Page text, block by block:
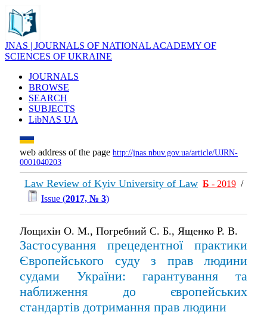
JNAS | JOURNALS OF NATIONAL ACADEMY OF
SCIENCES OF UKRAINE
JOURNALS
BROWSE
SEARCH
SUBJECTS
LibNAS UA
web address of the page http://jnas.nbuv.gov.ua/article/UJRN-
0001040203
Law Review of Kyiv University of Law Б - 2019 /
Issue (2017, № 3)
Лощихін О. М., Погребний С. Б., Ященко Р. В.
Застосування прецедентної практики
Європейського суду з прав людини
судами України: гарантування та
наближення до європейських
стандартів дотримання прав людини